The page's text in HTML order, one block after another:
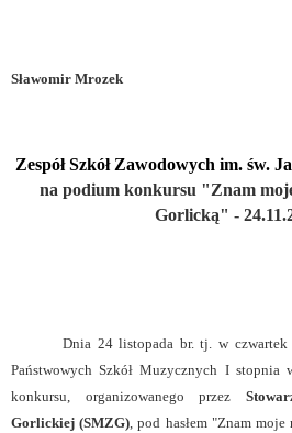
Sławomir Mrozek
Zespół Szkół Zawodowych im. św.
na podium konkursu "Znam
Gorlicką" -
Dnia 24 listopada br. tj. w
Państwowych Szkół Muzycznych I stopnia
konkursu, organizowanego przez
Gorlickiej (SMZG), pod hasłem "Znam